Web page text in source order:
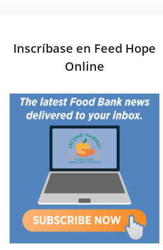
Inscríbase en Feed Hope
Online